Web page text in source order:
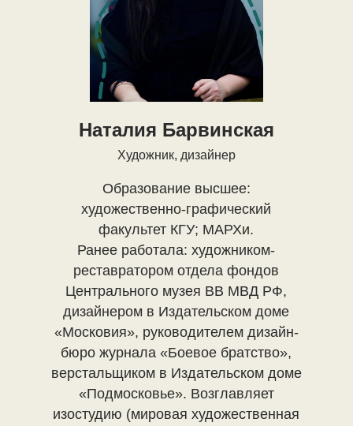
Наталия Барвинская
Художник, дизайнер
Образование высшее:
художественно-графический
факультет КГУ; МАРХи.
Ранее работала: художником-
реставратором отдела фондов
Центрального музея ВВ МВД РФ,
дизайнером в Издательском доме
«Московия», руководителем дизайн-
бюро журнала «Боевое братство»,
верстальщиком в Издательском доме
«Подмосковье». Возглавляет
изостудию (мировая художественная